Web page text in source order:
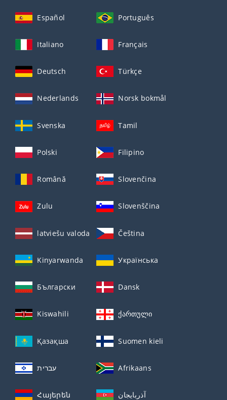
Español Português
Italiano Français
Deutsch Türkçe
Nederlands Norsk bokmål
Svenska Tamil
Polski Filipino
Română Slovenčina
Zulu Slovenščina
latviešu valoda Čeština
Kinyarwanda Українська
Български Dansk
Kiswahili ქართული
Қазақша Suomen kieli
עברית Afrikaans
Հայերեն آذربايجان